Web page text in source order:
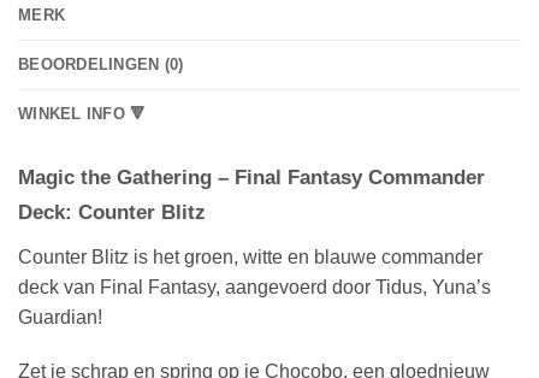
MERK
BEOORDELINGEN (0)
WINKEL INFO 🔻
Magic the Gathering – Final Fantasy Commander
Deck: Counter Blitz
Counter Blitz is het groen, witte en blauwe commander
deck van Final Fantasy, aangevoerd door Tidus, Yuna’s
Guardian!
Zet je schrap en spring op je Chocobo, een gloednieuw